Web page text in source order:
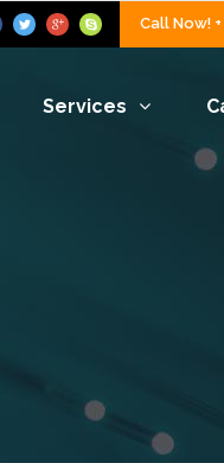
Call Now!
Services